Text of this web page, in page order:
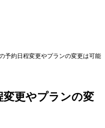
せ
予約日程変更やプランの変更は可能
変更やプランの変